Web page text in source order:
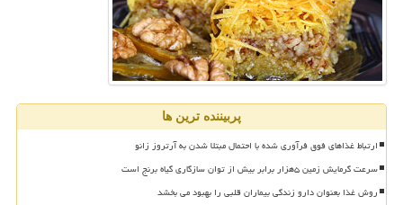
پربیننده ترین ها
ارتباط غذاهای فوق فرآوری شده با احتمال مبتلا شدن به آرتروز زانو
سرعت گرمایش زمین ۵هزار برابر بیش از توان سازگاری گیاه برنج است
روش غذا بعنوان دارو زندگی بیماران قلبی را بهبود می بخشد